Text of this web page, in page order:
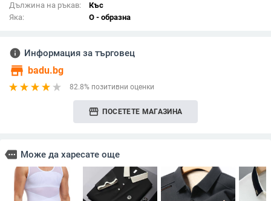
Дължина на ръкав:
Къс
Яка:
О - образна
info Информация за търговец
store badu.bg
82.8% позитивни оценки
storefront ПОСЕТЕТЕ МАГАЗИНА
more Може да харесате още